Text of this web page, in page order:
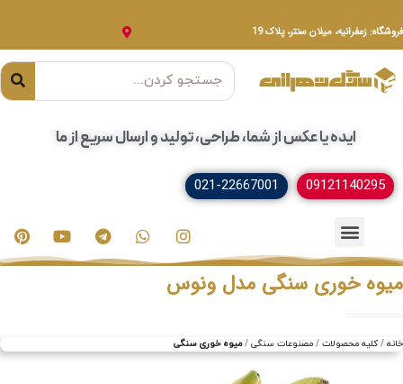
فروشگاه: زعفرانیه، میلان سنتر، پلاک 19
ایده یا عکس از شما، طراحی، تولید و ارسال سریع از ما
09121140295
021-22667001
میوه خوری سنگی مدل ونوس
خانه کلیه محصولات مصنوعات سنگی میوه خوری سنگی